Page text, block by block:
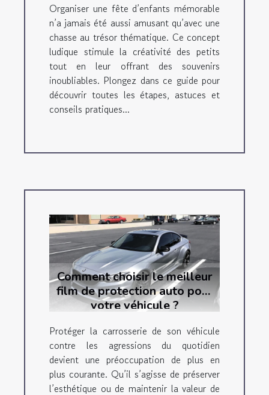
Organiser une fête d’enfants mémorable
n’a jamais été aussi amusant qu’avec une
chasse au trésor thématique. Ce concept
ludique stimule la créativité des petits
tout en leur offrant des souvenirs
inoubliables. Plongez dans ce guide pour
découvrir toutes les étapes, astuces et
conseils pratiques...
Comment choisir le meilleur
film de protection auto pour
votre véhicule ?
Protéger la carrosserie de son véhicule
contre les agressions du quotidien
devient une préoccupation de plus en
plus courante. Qu’il s’agisse de préserver
l’esthétique ou de maintenir la valeur de